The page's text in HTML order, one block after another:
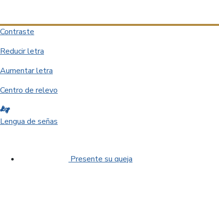
Contraste
Reducir letra
Aumentar letra
Centro de relevo
Lengua de señas
Presente su queja